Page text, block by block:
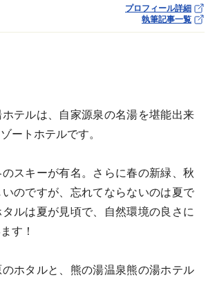
プロフィール詳細
執筆記事一覧
ホテルは、自家源泉の名湯を堪能出来
ートホテルです。
スキーが有名。さらに春の新緑、秋
のですが、忘れてならないのは夏で
ルは夏が見頃で、自然環境の良さに
す！
ホタルと、熊の湯温泉熊の湯ホテル